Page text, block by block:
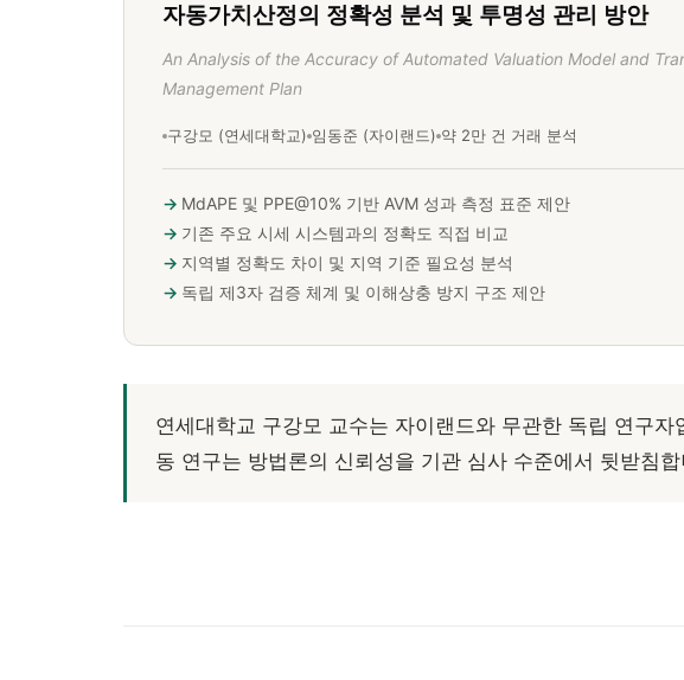
자동가치산정의 정확성 분석 및 투명성 관리 방안
An Analysis of the Accuracy of Automated Valuation Model and
Management Plan
구강모 (연세대학교) 임동준 (자이랜드) 약 2만 건 거래 분석
MdAPE 및 PPE@10% 기반 AVM 성과 측정 표준 제안
기존 주요 시세 시스템과의 정확도 직접 비교
지역별 정확도 차이 및 지역 기준 필요성 분석
독립 제3자 검증 체계 및 이해상충 방지 구조 제안
연세대학교 구강모 교수는 자이랜드와 무관한 독립 연구
동 연구는 방법론의 신뢰성을 기관 심사 수준에서 뒷받침